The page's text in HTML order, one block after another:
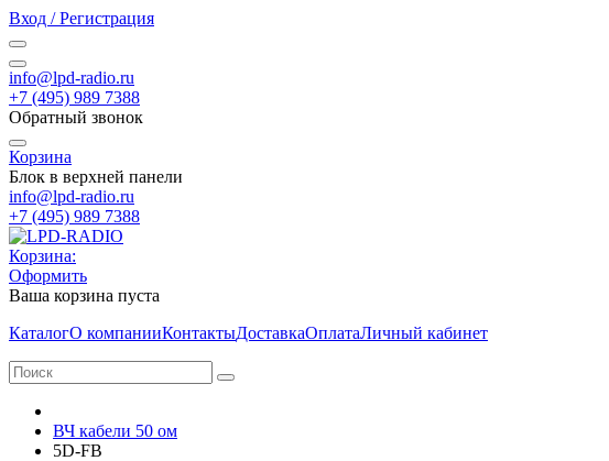
Вход / Регистрация
info@lpd-radio.ru
+7 (495) 989 7388
Обратный звонок
Корзина
Блок в верхней панели
info@lpd-radio.ru
+7 (495) 989 7388
Корзина:
Оформить
Ваша корзина пуста
КаталогО компанииКонтактыДоставкаОплатаЛичный кабинет
ВЧ кабели 50 ом
5D-FB